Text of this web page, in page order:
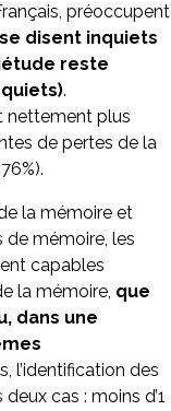
préoccupent
se disent inquiets
reste
.
nettement plus
de pertes de la
la mémoire et
mémoire, les
capables
la mémoire, que
dans une
l’identification des
cas : moins d’1